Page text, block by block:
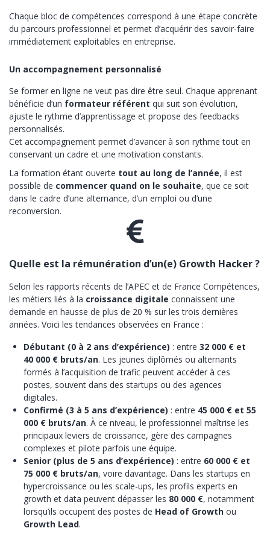
Chaque bloc de compétences correspond à une étape concrète
du parcours professionnel et permet d’acquérir des savoir-faire
immédiatement exploitables en entreprise.
Un accompagnement personnalisé
Se former en ligne ne veut pas dire être seul. Chaque apprenant
bénéficie d’un formateur référent qui suit son évolution,
ajuste le rythme d’apprentissage et propose des feedbacks
personnalisés.
Cet accompagnement permet d’avancer à son rythme tout en
conservant un cadre et une motivation constants.
La formation étant ouverte tout au long de l’année, il est
possible de commencer quand on le souhaite, que ce soit
dans le cadre d’une alternance, d’un emploi ou d’une
reconversion.
Quelle est la rémunération d’un(e) Growth Hacker ?
Selon les rapports récents de l’APEC et de France Compétences,
les métiers liés à la croissance digitale connaissent une
demande en hausse de plus de 20 % sur les trois dernières
années. Voici les tendances observées en France :
Débutant (0 à 2 ans d’expérience) : entre 32 000 € et
40 000 € bruts/an. Les jeunes diplômés ou alternants
formés à l’acquisition de trafic peuvent accéder à ces
postes, souvent dans des startups ou des agences
digitales.
Confirmé (3 à 5 ans d’expérience) : entre 45 000 € et 55
000 € bruts/an. À ce niveau, le professionnel maîtrise les
principaux leviers de croissance, gère des campagnes
complexes et pilote parfois une équipe.
Senior (plus de 5 ans d’expérience) : entre 60 000 € et
75 000 € bruts/an, voire davantage. Dans les startups en
hypercroissance ou les scale-ups, les profils experts en
growth et data peuvent dépasser les 80 000 €, notamment
lorsqu’ils occupent des postes de Head of Growth ou
Growth Lead.